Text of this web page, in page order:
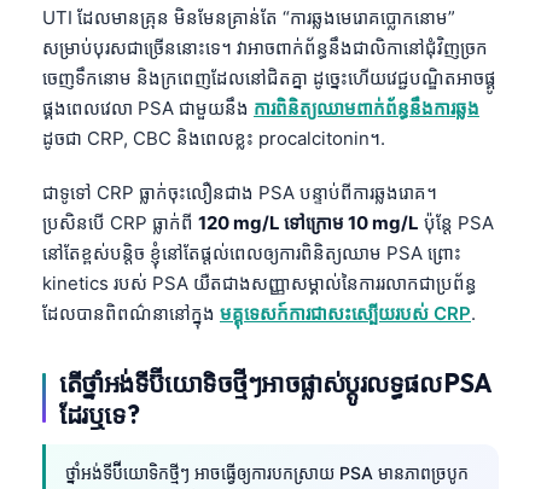
UTI ដែលមានគ្រុន មិនមែនគ្រាន់តែ “ការឆ្លងមេរោគប្លោកនោម”
សម្រាប់បុរសជាច្រើននោះទេ។ វាអាចពាក់ព័ន្ធនឹងជាលិកានៅជុំវិញច្រក
ចេញទឹកនោម និងក្រពេញដែលនៅជិតគ្នា ដូច្នេះហើយវេជ្ជបណ្ឌិតអាចផ្គូ
ផ្គងពេលវេលា PSA ជាមួយនឹង ការពិនិត្យឈាមពាក់ព័ន្ធនឹងការឆ្លង
ដូចជា CRP, CBC និងពេលខ្លះ procalcitonin។.
ជាទូទៅ CRP ធ្លាក់ចុះលឿនជាង PSA បន្ទាប់ពីការឆ្លងរោគ។
ប្រសិនបើ CRP ធ្លាក់ពី 120 mg/L ទៅក្រោម 10 mg/L ប៉ុន្តែ PSA
នៅតែខ្ពស់បន្តិច ខ្ញុំនៅតែផ្តល់ពេលឲ្យការពិនិត្យឈាម PSA ព្រោះ
kinetics របស់ PSA យឺតជាងសញ្ញាសម្គាល់នៃការរលាកជាប្រព័ន្ធ
ដែលបានពិពណ៌នានៅក្នុង មគ្គុទេសក៍ការជាសះស្បើយរបស់ CRP.
តើថ្នាំអង់ទីប៊ីយោទិចថ្មីៗអាចផ្លាស់ប្តូរលទ្ធផល PSA
ដែរឬទេ?
ថ្នាំអង់ទីប៊ីយោទិកថ្មីៗ អាចធ្វើឲ្យការបកស្រាយ PSA មានភាពច្របូក